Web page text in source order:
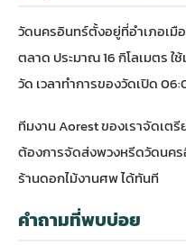
วัดนครอินทร์ตั้งอยู่ที่อำเภอเมื
ตลาด ประมาณ 16 กิโลเมตร ใ
วัด เวลาทำการของวัดเปิด
ทีมงาน Aorest ของเราจัดเต
ต้องการจัดส่งพวงหรีดวัดนค
ร้านดอกไม้งานศพได้ทันที
คำถามที่พบบ่อย